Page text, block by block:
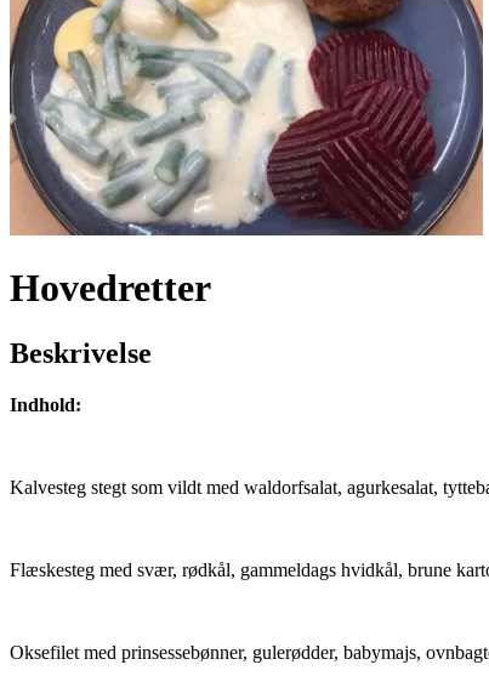
Hovedretter
Beskrivelse
Indhold:
Kalvesteg stegt som vildt med waldorfsalat, agurkesalat,
Flæskesteg med svær, rødkål, gammeldags hvidkål, brune
Oksefilet med prinsessebønner, gulerødder, babymajs,